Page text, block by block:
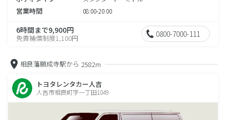
営業時間 08:00-20:00
6時間まで9,900円
免責補償制度1,100円 0800-7000-111
相良藩願成寺駅から 2582m
トヨタレンタカー人吉
人吉市相良町字一丁田1049